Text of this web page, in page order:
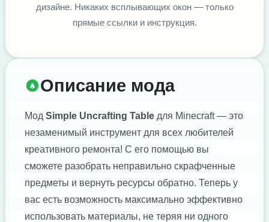
дизайне. Никаких всплывающих окон — только
прямые ссылки и инструкция.
Описание мода
Мод Simple Uncrafting Table для Minecraft — это
незаменимый инструмент для всех любителей
креативного ремонта! С его помощью вы
сможете разобрать неправильно скрафченные
предметы и вернуть ресурсы обратно. Теперь у
вас есть возможность максимально эффективно
использовать материалы, не теряя ни одного